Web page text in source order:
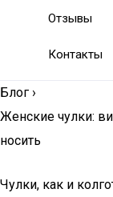
Отзывы
Контакты
Блог ›
Женские чулки:
носить
Чулки, как и